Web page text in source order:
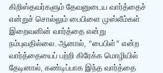
கிறிஸ்தவர்களும் தேவனுடைய வார்த்தைச்
என்றுச் சொல்லும் பைபிளை முஸ்லீம்கள்
இறைவனின் வார்த்தை என்று
நம்புவதில்லை. ஆனால், “பைபிள்” என்ற
வார்த்தையைப் பற்றி கிரேக்க மொழியில்
தேடினால், கண்டிப்பாக இந்த வார்த்தை